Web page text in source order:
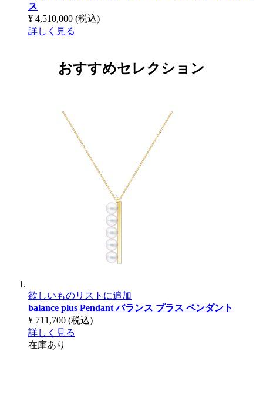
ス
¥ 4,510,000 (税込)
詳しく見る
おすすめセレクション
欲しいものリストに追加
balance plus Pendantバランス プラス ペンダント
¥ 711,700 (税込)
詳しく見る
在庫あり